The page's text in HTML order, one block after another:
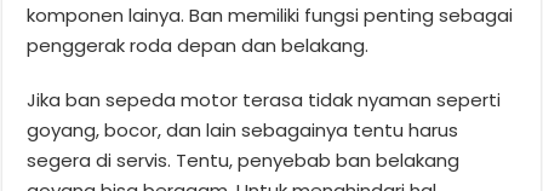
komponen lainya. Ban memiliki fungsi penting sebagai
penggerak roda depan dan belakang.
Jika ban sepeda motor terasa tidak nyaman seperti
goyang, bocor, dan lain sebagainya tentu harus
segera di servis. Tentu, penyebab ban belakang